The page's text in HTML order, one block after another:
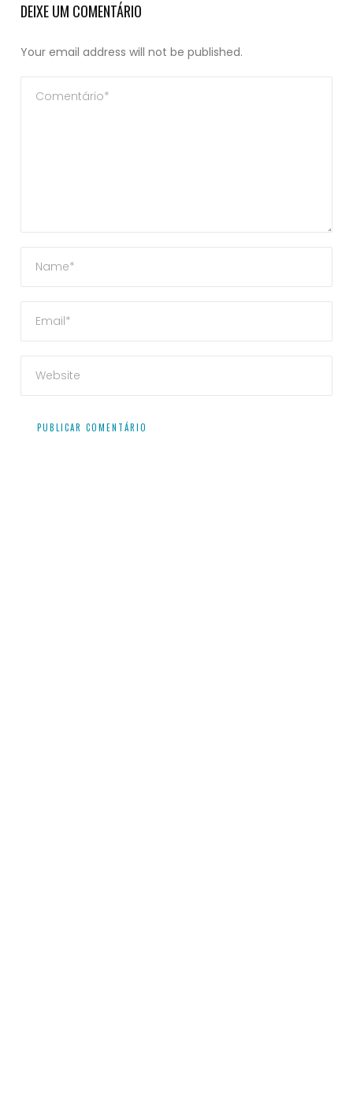
DEIXE UM COMENTÁRIO
Your email address will not be published.